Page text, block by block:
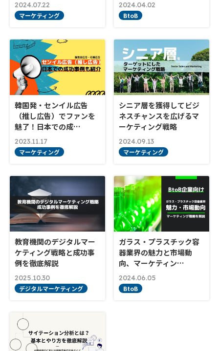
2024.07.22
マーケティング
2024.04.02
BtoB
韓国発・センイル広告
（推し広告）でファンを
魅了！日本での成…
2023.11.17
マーケティング
シニア層を獲得してビジ
ネスチャンスを広げるマ
ーケティング戦略
2024.09.13
マーケティング
教育機関のデジタルマー
ケティング戦略と成功事
例を徹底解説
2025.10.30
デジタルマーケティング
ガラス・プラスチック容
器業界の魅力と市場動
向、マーケティン…
2024.06.05
BtoB